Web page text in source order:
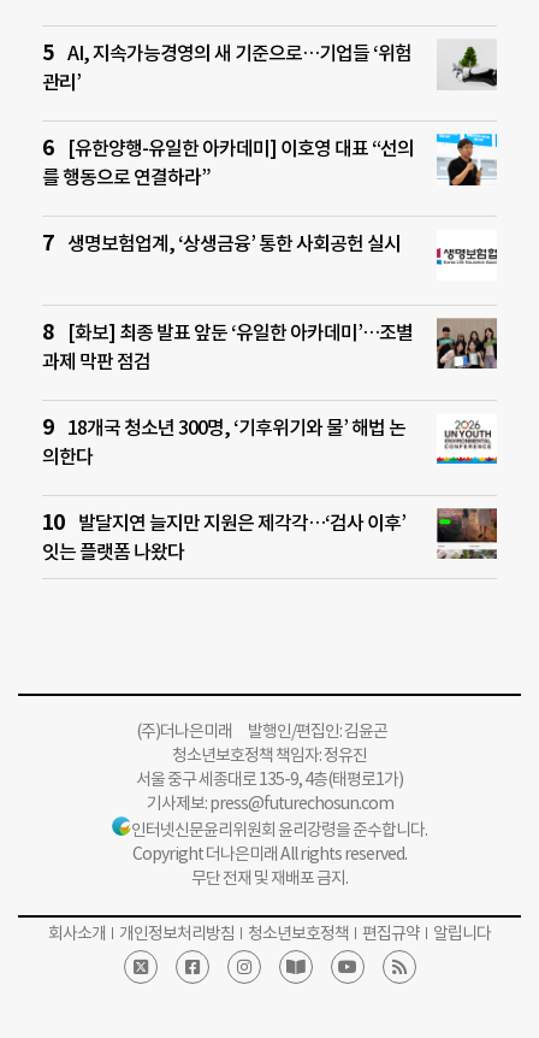
AI, 지속가능경영의 새 기준으로…기업들 ‘위험
관리’
[유한양행-유일한 아카데미] 이호영 대표 “선의
를 행동으로 연결하라”
생명보험업계, ‘상생금융’ 통한 사회공헌 실시
[화보] 최종 발표 앞둔 ‘유일한 아카데미’…조별
과제 막판 점검
18개국 청소년 300명, ‘기후위기와 물’ 해법 논
의한다
발달지연 늘지만 지원은 제각각…‘검사 이후’
잇는 플랫폼 나왔다
(주)더나은미래 발행인/편집인: 김윤곤
청소년보호정책 책임자: 정유진
서울 중구 세종대로 135-9, 4층(태평로1가)
기사제보:press@futurechosun.com
인터넷신문윤리위원회 윤리강령을 준수합니다.
Copyright 더나은미래 All rights reserved.
무단 전재 및 재배포 금지.
회사소개 개인정보처리방침 청소년보호정책 편집규약 알립니다